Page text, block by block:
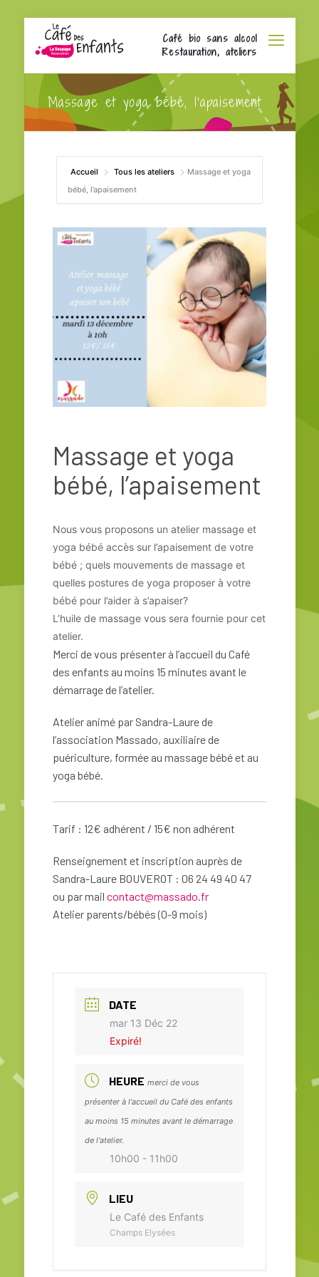
Café bio sans alcool
Restauration, ateliers
Massage et yoga bébé, l’apaisement
Accueil Tous les ateliers
Massage et yoga
bébé, l’apaisement
Massage et yoga
bébé, l’apaisement
Nous vous proposons un atelier massage et
yoga bébé accès sur l’apaisement de votre
bébé ; quels mouvements de massage et
quelles postures de yoga proposer à votre
bébé pour l’aider à s’apaiser?
L’huile de massage vous sera fournie pour cet
atelier.
Merci de vous présenter à l’accueil du Café
des enfants au moins 15 minutes avant le
démarrage de l’atelier.
Atelier animé par Sandra-Laure de
l’association Massado, auxiliaire de
puériculture, formée au massage bébé et au
yoga bébé.
Tarif : 12€ adhérent / 15€ non adhérent
Renseignement et inscription auprès de
Sandra-Laure BOUVEROT : 06 24 49 40 47
ou par mail contact@massado.fr
Atelier parents/bébés(0-9 mois)
DATE
mar 13 Déc 22
Expiré!
HEURE merci de vous
présenter à l'accueil du Café des enfants
au moins 15 minutes avant le démarrage
de l'atelier.
10h00 - 11h00
LIEU
Le Café des Enfants
Champs Elysées